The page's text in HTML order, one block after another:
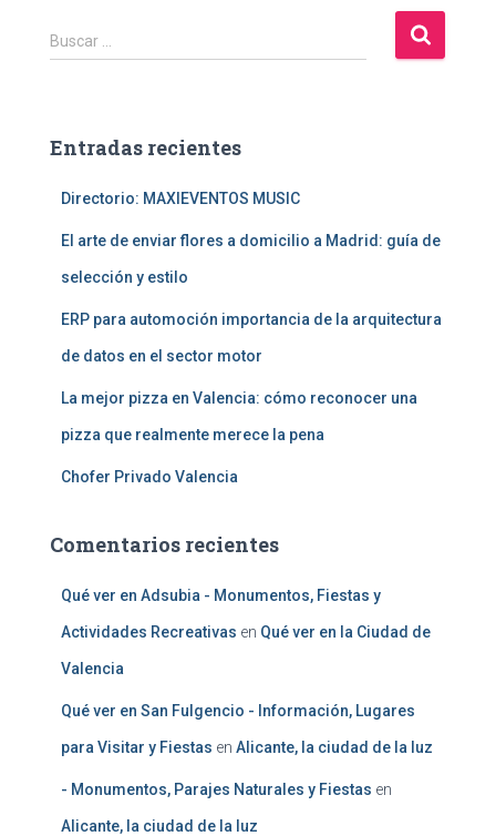
B
u
r
Buscar …
Entradas recientes
Directorio: MAXIEVENTOS MUSIC
El arte de enviar flores a domicilio a Madrid: guía de
selección y estilo
ERP para automoción importancia de la arquitectura
de datos en el sector motor
La mejor pizza en Valencia: cómo reconocer una
pizza que realmente merece la pena
Chofer Privado Valencia
Comentarios recientes
Qué ver en Adsubia - Monumentos, Fiestas y
Actividades Recreativas en Qué ver en la Ciudad de
Valencia
Qué ver en San Fulgencio - Información, Lugares
para Visitar y Fiestas en Alicante, la ciudad de la luz
- Monumentos, Parajes Naturales y Fiestas en
Alicante, la ciudad de la luz